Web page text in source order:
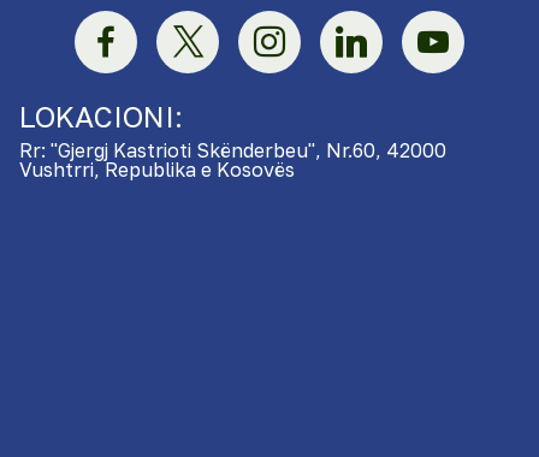
LOKACIONI:
Rr: "Gjergj Kastrioti Skënderbeu", Nr.60, 42000
Vushtrri, Republika e Kosovës